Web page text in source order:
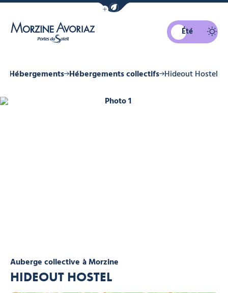
Afficher la barre de navigation du
Été
Hébergements Hébergements collectifs Hideout Hostel
Auberge collective à Morzine
HIDEOUT HOSTEL
Photo 1, © Hideout Hostel